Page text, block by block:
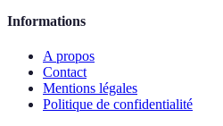
Informations
A propos
Contact
Mentions légales
Politique de confidentialité